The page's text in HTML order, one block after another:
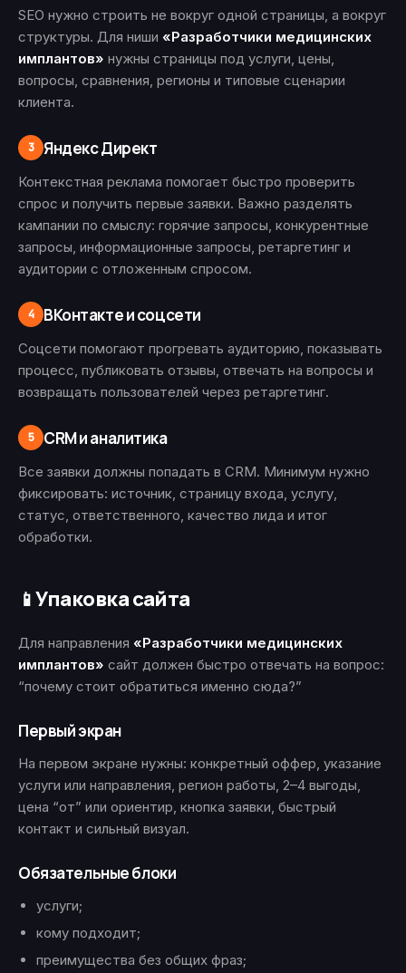
SEO нужно строить не вокруг одной страницы, а вокруг
структуры. Для ниши «Разработчики медицинских
имплантов» нужны страницы под услуги, цены,
вопросы, сравнения, регионы и типовые сценарии
клиента.
3 Яндекс Директ
Контекстная реклама помогает быстро проверить
спрос и получить первые заявки. Важно разделять
кампании по смыслу: горячие запросы, конкурентные
запросы, информационные запросы, ретаргетинг и
аудитории с отложенным спросом.
4 ВКонтакте и соцсети
Соцсети помогают прогревать аудиторию, показывать
процесс, публиковать отзывы, отвечать на вопросы и
возвращать пользователей через ретаргетинг.
5 CRM и аналитика
Все заявки должны попадать в CRM. Минимум нужно
фиксировать: источник, страницу входа, услугу,
статус, ответственного, качество лида и итог
обработки.
📱Упаковка сайта
Для направления «Разработчики медицинских
имплантов» сайт должен быстро отвечать на вопрос:
“почему стоит обратиться именно сюда?”
Первый экран
На первом экране нужны: конкретный оффер, указание
услуги или направления, регион работы, 2–4 выгоды,
цена “от” или ориентир, кнопка заявки, быстрый
контакт и сильный визуал.
Обязательные блоки
услуги;
кому подходит;
преимущества без общих фраз;